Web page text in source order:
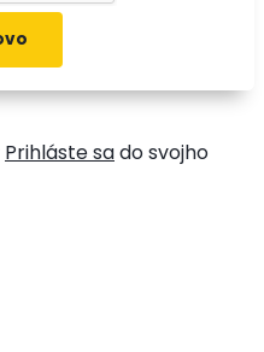
Prihláste sado svojho